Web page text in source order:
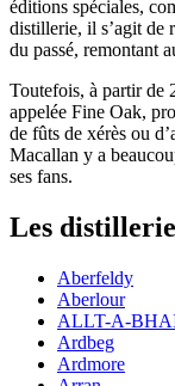
éditions spéciales,
distillerie, il s’agit de
du passé, remontant
Toutefois, à partir de
appelée Fine Oak,
de fûts de xérès ou
Macallan y a
ses fans.
Les
Aberfeldy
Aberlour
ALLT-A-
Ardbeg
Ardmore